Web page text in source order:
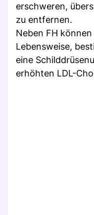
erschweren,
zu entfernen.
Neben FH
Lebensweise,
eine
erhöhten LDL-